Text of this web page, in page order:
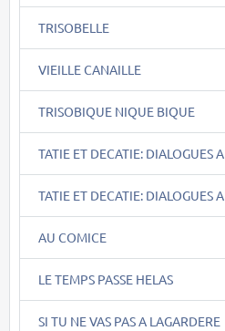
TRISOBELLE
VIEILLE CANAILLE
TRISOBIQUE NIQUE BIQUE
TATIE ET DECATIE: DIALOGUES A
TATIE ET DECATIE: DIALOGUES A
AU COMICE
LE TEMPS PASSE HELAS
SI TU NE VAS PAS A LAGARDERE